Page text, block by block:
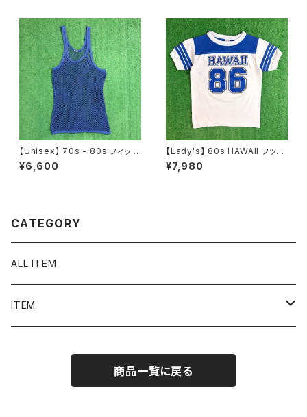
【Unisex】 70s - 80s フィッシ
ュネット タンクトップ / 70年代
80年代 メッシュ 古着 メンズ レ
¥6,600
【Lady's】 80s HAWAII フット
ボール Tシャツ / 80年代 ティ
ーシャツ T-Short チビ ピチ ミ
¥7,980
CATEGORY
ALL ITEM
ITEM
シャツ／ブラウス
商品一覧に戻る